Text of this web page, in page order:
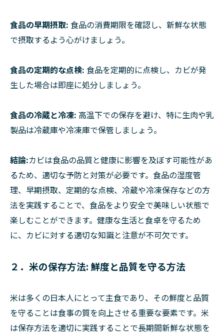
食品の早期摂取: 食品の消費期限を確認し、新鮮な状態
で摂取するよう心がけましょう。
食品の定期的な点検: 食品を定期的に点検し、カビが発
生した場合は即座に処分しましょう。
食品の冷蔵と冷凍: 高温下での保存を避け、特に生肉や乳
製品は冷蔵庫や冷凍庫で保管しましょう。
結論:カビは食品の品質と健康に影響を及ぼす可能性があ
るため、適切な予防と対策が必要です。食品の湿度管
理、早期摂取、定期的な点検、冷蔵や冷凍保存などの方
法を実践することで、食品をより安全で美味しい状態で
楽しむことができます。健康な生活と食卓を守るため
に、カビに対する適切な知識と注意が不可欠です。
２．米の保存方法: 鮮度と品質を守る方法
米は多くの日本人にとって主食であり、その鮮度と品質
を守ることは食事の質を向上させる重要な要素です。米
は保存方法を適切に実践することで長期間新鮮な状態を